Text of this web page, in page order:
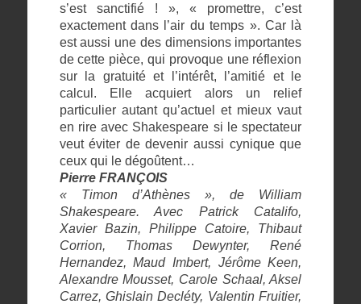
s’est sanctifié ! », « promettre, c’est
exactement dans l’air du temps ». Car là
est aussi une des dimensions importantes
de cette pièce, qui provoque une réflexion
sur la gratuité et l’intérêt, l’amitié et le
calcul. Elle acquiert alors un relief
particulier autant qu’actuel et mieux vaut
en rire avec Shakespeare si le spectateur
veut éviter de devenir aussi cynique que
ceux qui le dégoûtent…
Pierre FRANÇOIS
« Timon d’Athènes », de William
Shakespeare. Avec Patrick Catalifo,
Xavier Bazin, Philippe Catoire, Thibaut
Corrion, Thomas Dewynter, René
Hernandez, Maud Imbert, Jérôme Keen,
Alexandre Mousset, Carole Schaal, Aksel
Carrez, Ghislain Decléty, Valentin Fruitier,